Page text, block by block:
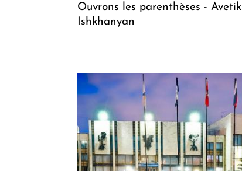
Ouvrons les parenthèses - Avetik
Ishkhanyan